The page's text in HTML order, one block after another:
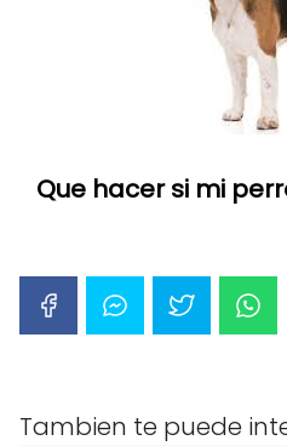
Que hacer si mi
Tambien te puede